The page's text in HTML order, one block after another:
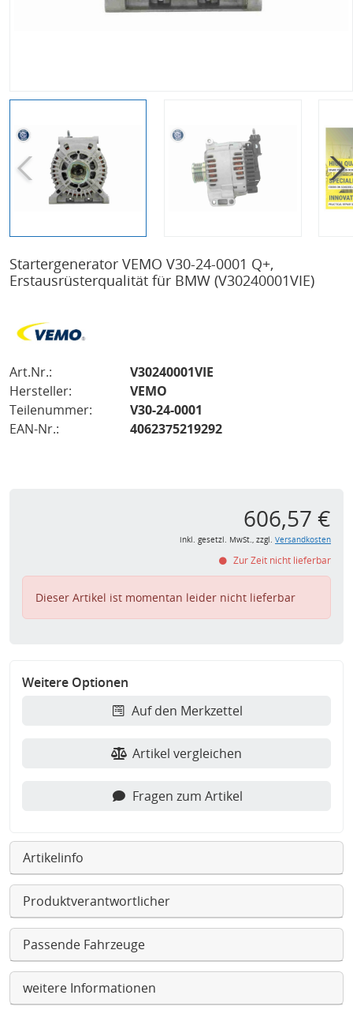
Startergenerator VEMO V30-24-0001 Q+,
Erstausrüsterqualität für BMW (V30240001VIE)
Art.Nr.:
V30240001VIE
Hersteller:
VEMO
Teilenummer:
V30-24-0001
EAN-Nr.:
4062375219292
606,57 €
inkl. gesetzl. MwSt., zzgl. Versandkosten
Zur Zeit nicht lieferbar
Dieser Artikel ist momentan leider nicht lieferbar
Weitere Optionen
Auf den Merkzettel
Artikel vergleichen
Fragen zum Artikel
Artikelinfo
Produktverantwortlicher
Passende Fahrzeuge
weitere Informationen